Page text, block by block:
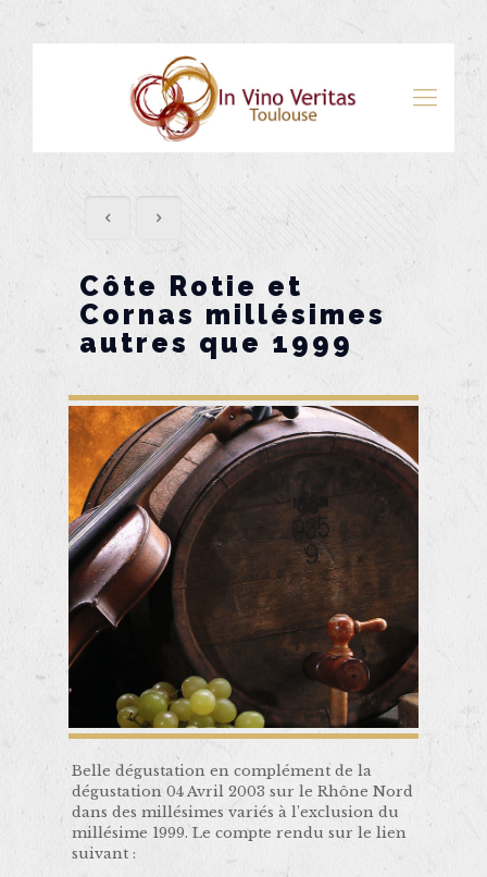
Côte Rotie et
Cornas millésimes
autres que 1999
Belle dégustation en complément de la
dégustation 04 Avril 2003 sur le Rhône Nord
dans des millésimes variés à l’exclusion du
millésime 1999. Le compte rendu sur le lien
suivant :